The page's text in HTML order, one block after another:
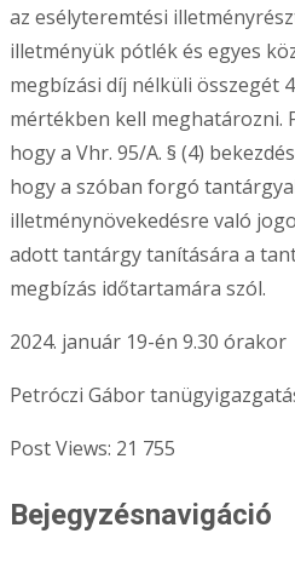
az esélyteremtési
illetményük pótlék és egyes
megbízási díj nélküli összegét
mértékben kell meghatározni.
hogy a Vhr. 95/A. § (4)
hogy a szóban forgó
illetménynövekedésre való
adott tantárgy tanítására a
megbízás időtartamára szól.
2024. január 19-én 9.30 órakor
Petróczi Gábor
Post Views: 21 755
Bejegyzésnavigáció